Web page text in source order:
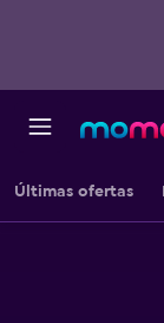
Últimas ofertas